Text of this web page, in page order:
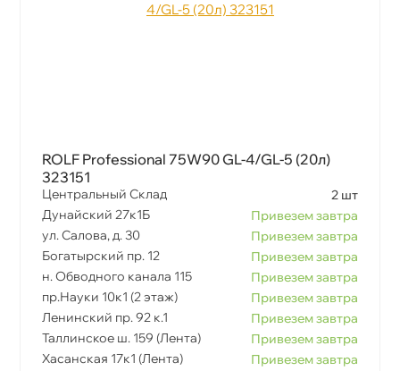
ROLF Professional 75W90 GL-4/GL-5 (20л)
323151
Центральный Склад
2 шт
Дунайский 27к1Б
Привезем завтра
ул. Салова, д. 30
Привезем завтра
Богатырский пр. 12
Привезем завтра
н. Обводного канала 115
Привезем завтра
пр.Науки 10к1 (2 этаж)
Привезем завтра
Ленинский пр. 92 к.1
Привезем завтра
Таллинское ш. 159 (Лента)
Привезем завтра
Хасанская 17к1 (Лента)
Привезем завтра